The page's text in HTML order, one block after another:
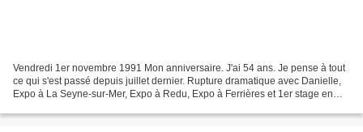
Vendredi 1er novembre 1991 Mon anniversaire. J'ai 54 ans. Je pense à tout
ce qui s'est passé depuis juillet dernier. Rupture dramatique avec Danielle,
Expo à La Seyne-sur-Mer, Expo à Redu, Expo à Ferrières et 1er stage en